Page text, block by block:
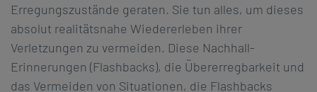
Erregungszustände geraten. Sie tun alles, um dieses
absolut realitätsnahe Wiedererleben ihrer
Verletzungen zu vermeiden. Diese Nachhall-
Erinnerungen (Flashbacks), die Übererregbarkeit und
das Vermeiden von Situationen, die Flashbacks